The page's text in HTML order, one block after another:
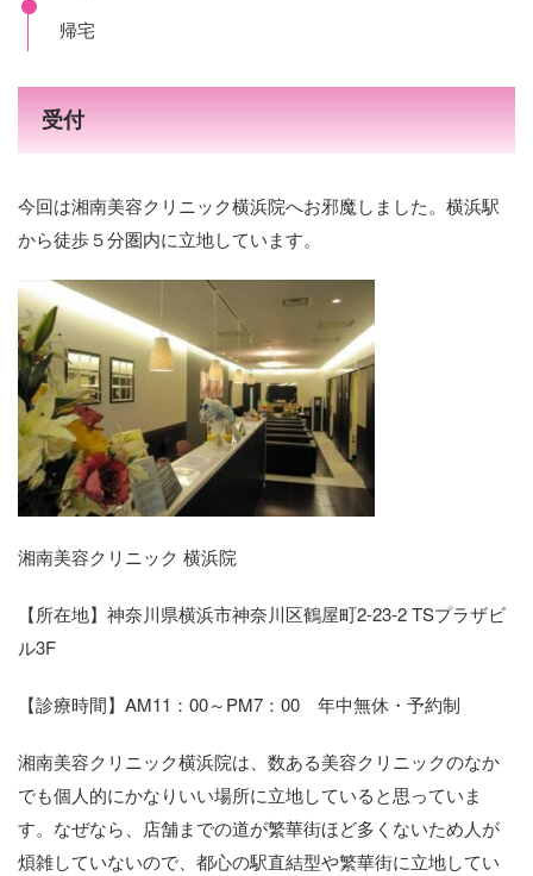
帰宅
受付
今回は湘南美容クリニック横浜院へお邪魔しました。横浜駅
から徒歩５分圏内に立地しています。
湘南美容クリニック 横浜院
【所在地】神奈川県横浜市神奈川区鶴屋町2-23-2 TSプラザビ
ル3F
【診療時間】AM11：00～PM7：00 年中無休・予約制
湘南美容クリニック横浜院は、数ある美容クリニックのなか
でも個人的にかなりいい場所に立地していると思っていま
す。なぜなら、店舗までの道が繁華街ほど多くないため人が
煩雑していないので、都心の駅直結型や繁華街に立地してい